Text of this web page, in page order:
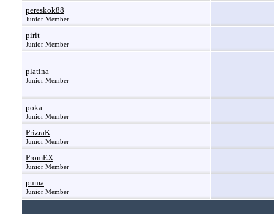
pereskok88
Junior Member
pirit
Junior Member
platina
Junior Member
poka
Junior Member
PrizraK
Junior Member
PromEX
Junior Member
puma
Junior Member